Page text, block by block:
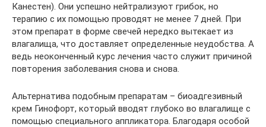
Канестен). Они успешно нейтрализуют грибок, но
терапию с их помощью проводят не менее 7 дней. При
этом препарат в форме свечей нередко вытекает из
влагалища, что доставляет определенные неудобства. А
ведь неоконченный курс лечения часто служит причиной
повторения заболевания снова и снова.
Альтернатива подобным препаратам – биоадгезивный
крем Гинофорт, который вводят глубоко во влагалище с
помощью специального аппликатора. Благодаря особой